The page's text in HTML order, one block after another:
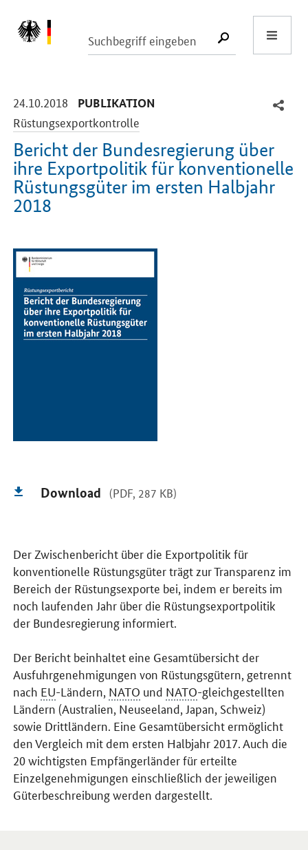
SUCHE
24.10.2018 -
PUBLIKATION
Rüstungsexportkontrolle
Bericht der Bundesregierung über
ihre Exportpolitik für konventionelle
Rüstungsgüter im ersten Halbjahr
2018
Download (PDF, 287 KB)
Der Zwischenbericht über die Exportpolitik für
konventionelle Rüstungsgüter trägt zur Transparenz im
Bereich der Rüstungsexporte bei, indem er bereits im
noch laufenden Jahr über die Rüstungsexportpolitik
der Bundesregierung informiert.
Der Bericht beinhaltet eine Gesamtübersicht der
Ausfuhrgenehmigungen von Rüstungsgütern, getrennt
nach EU-Ländern, NATO und NATO-gleichgestellten
Ländern (Australien, Neuseeland, Japan, Schweiz)
sowie Drittländern. Eine Gesamtübersicht ermöglicht
den Vergleich mit dem ersten Halbjahr 2017. Auch die
20 wichtigsten Empfängerländer für erteilte
Einzelgenehmigungen einschließlich der jeweiligen
Güterbeschreibung werden dargestellt.